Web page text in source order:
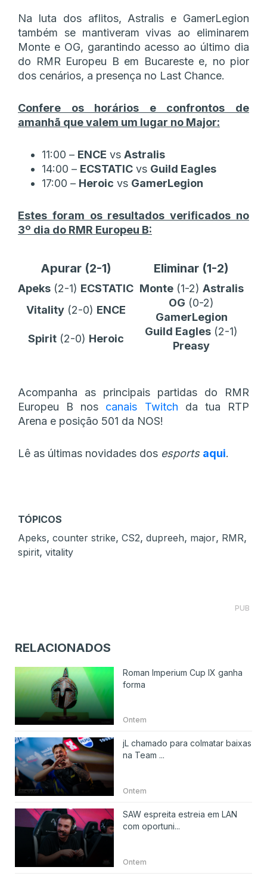
Na luta dos aflitos, Astralis e GamerLegion
também se mantiveram vivas ao eliminarem
Monte e OG, garantindo acesso ao último dia
do RMR Europeu B em Bucareste e, no pior
dos cenários, a presença no Last Chance.
Confere os horários e confrontos de
amanhã que valem um lugar no Major:
11:00 – ENCE vs Astralis
14:00 – ECSTATIC vs Guild Eagles
17:00 – Heroic vs GamerLegion
Estes foram os resultados verificados no
3º dia do RMR Europeu B:
Apurar (2-1) Eliminar (1-2)
Apeks (2-1) ECSTATIC Monte(1-2) Astralis
Vitality(2-0) ENCE
OG (0-2)
GamerLegion
Spirit(2-0) Heroic
Guild Eagles (2-1)
Preasy
Acompanha as principais partidas do RMR
Europeu B nos canais Twitch da tua RTP
Arena e posição 501 da NOS!
Lê as últimas novidades dos esports aqui.
TÓPICOS
Apeks, counter strike, CS2, dupreeh, major, RMR,
spirit, vitality
PUB
RELACIONADOS
Roman Imperium Cup IX ganha
forma
Ontem
jL chamado para colmatar baixas
na Team ...
Ontem
SAW espreita estreia em LAN
com oportuni...
Ontem